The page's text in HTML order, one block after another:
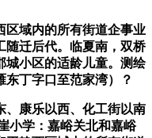
域内的所有街道企事业
随迁后代。临夏南，双桥
城小区的适龄儿童。测绘
东丁字口至范家湾）？
康乐以西、化工街以南
小学：嘉峪关北和嘉峪